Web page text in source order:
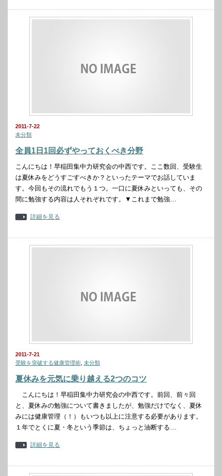
2011-7-22
未分類
全員1日1回必ずやっておくべき分野
こんにちは！早稲田集中力研究会の中西です。ここ数回、受験生
は夏休みをどうすごすべきか？といったテーマでお話していま
す。今回もその流れでもう１つ。一口に夏休みといっても、その
間に勉強する内容は人それぞれです。▼これまで勉強…
詳細を見る
2011-7-21
受験を突破する健康管理術 未分類
夏休みを元気に乗り越える2つのコツ
こんにちは！早稲田集中力研究会の中西です。前回、前々回
と、夏休みの勉強について書きましたが、勉強だけでなく、夏休
みには健康管理（！）もいつも以上に注意する必要があります。
１年でとくに夏・冬という季節は、ちょっと油断する…
詳細を見る